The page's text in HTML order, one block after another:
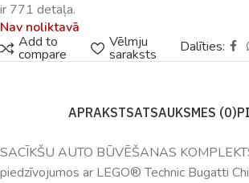
ir 771 detaļa.
Nav noliktavā
Add to
compare
Vēlmju
saraksts Dalīties:
APRAKSTSATSAUKSMES (0)
SACĪKŠU AUTO BŪVĒŠANAS
piedzīvojumos ar LEGO® Technic Bugatti